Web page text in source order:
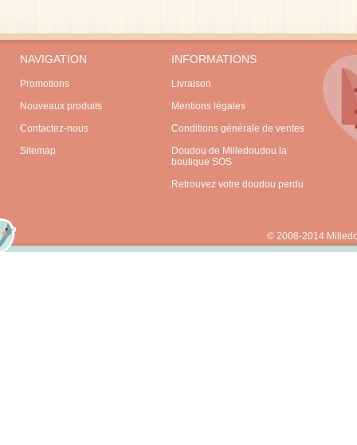
NAVIGATION
Promotions
Nouveaux produits
Contactez-nous
Sitemap
INFORMATIONS
Livraison
Mentions légales
Conditions générale de ventes
Doudou de Milledoudou la
boutique SOS
Retrouvez votre doudou perdu
© 2008-2014